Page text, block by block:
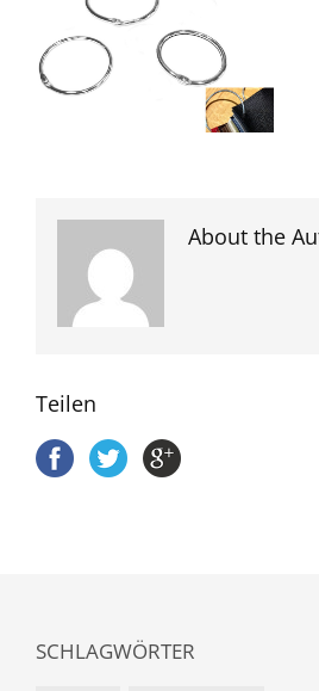
About the
Teilen
SCHLAGWÖRTER